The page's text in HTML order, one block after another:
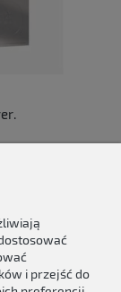
i przejść do